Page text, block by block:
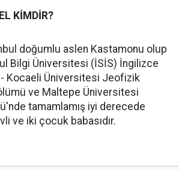
KİMDİR?
doğumlu aslen Kastamonu olup
Bilgi Üniversitesi (İSİS) İngilizce
Kocaeli Üniversitesi Jeofizik
ve Maltepe Üniversitesi
tamamlamış iyi derecede
ve iki çocuk babasıdır.